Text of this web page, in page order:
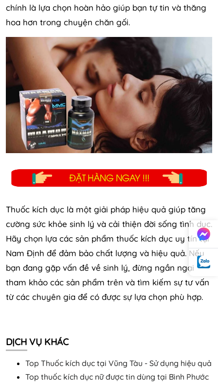
chính là lựa chọn hoàn hảo giúp bạn tự tin và thăng
hoa hơn trong chuyện chăn gối.
Thuốc kích dục là một giải pháp hiệu quả giúp tăng
cường sức khỏe sinh lý và cải thiện đời sống tình dục.
Hãy chọn lựa các sản phẩm thuốc kích dục uy tín tại
Nam Định để đảm bảo chất lượng và hiệu quả. Nếu
bạn đang gặp vấn đề về sinh lý, đừng ngần ngại
tham khảo các sản phẩm trên và tìm kiếm sự tư vấn
từ các chuyên gia để có được sự lựa chọn phù hợp.
DỊCH VỤ KHÁC
Top Thuốc kích dục tại Vũng Tàu - Sử dụng hiệu quả
Top thuốc kích dục nữ được tin dùng tại Bình Phước